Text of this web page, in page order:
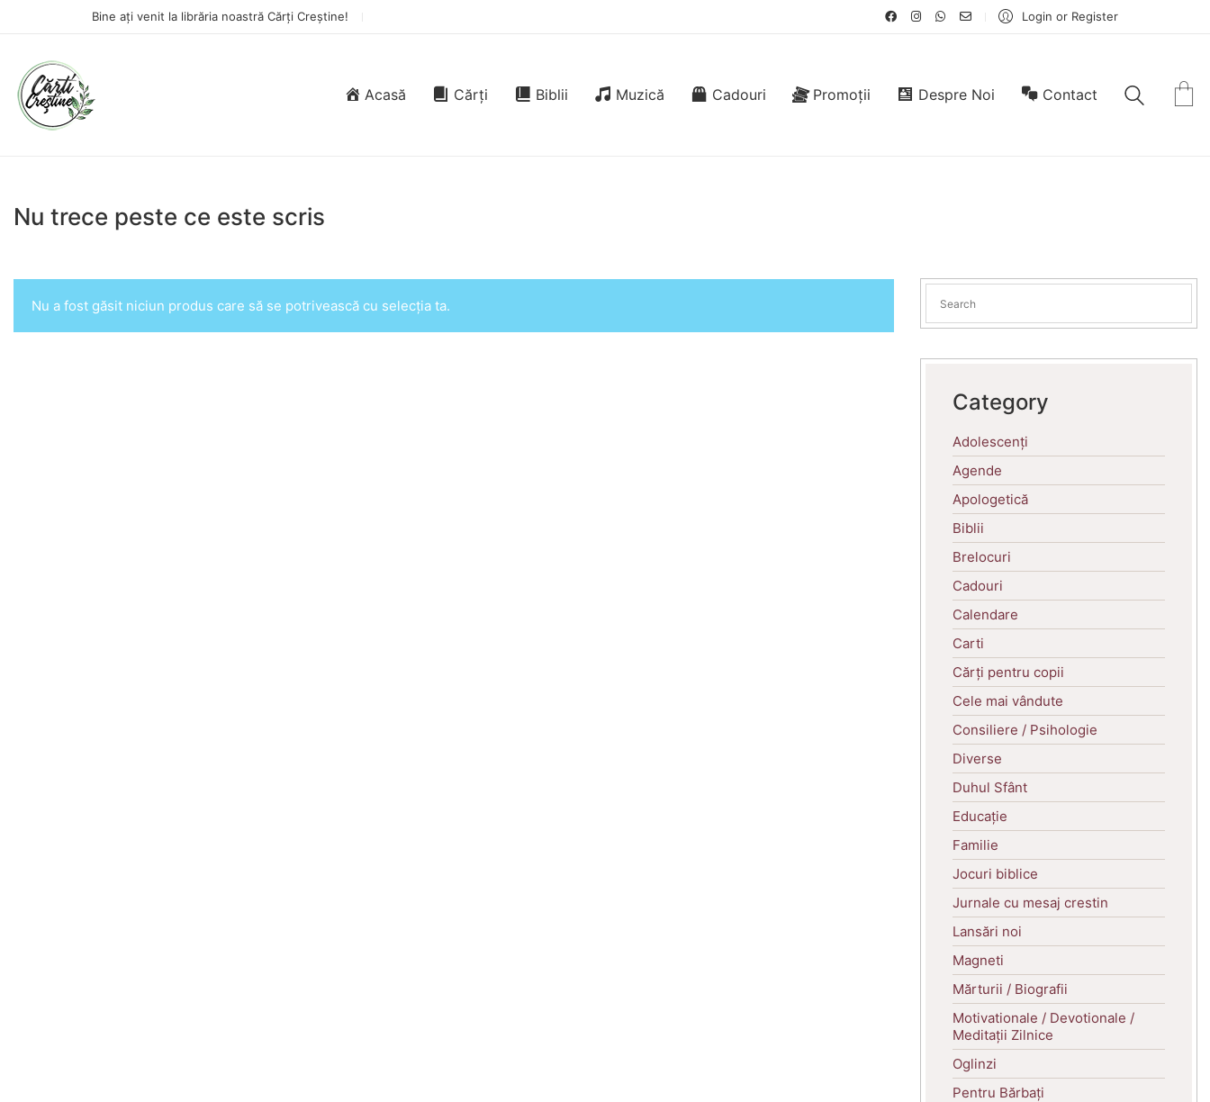
Bine ați venit la librăria noastră Cărți Creștine! Login or Register
Acasă Cărți Biblii Muzică Cadouri Promoții Despre Noi Contact
Nu trece peste ce este scris
Nu a fost găsit niciun produs care să se potrivească cu selecția ta.
Category
Adolescenți
Agende
Apologetică
Biblii
Brelocuri
Cadouri
Calendare
Carti
Cărți pentru copii
Cele mai vândute
Consiliere / Psihologie
Diverse
Duhul Sfânt
Educație
Familie
Jocuri biblice
Jurnale cu mesaj crestin
Lansări noi
Magneti
Mărturii / Biografii
Motivationale / Devotionale /
Meditații Zilnice
Oglinzi
Pentru Bărbați